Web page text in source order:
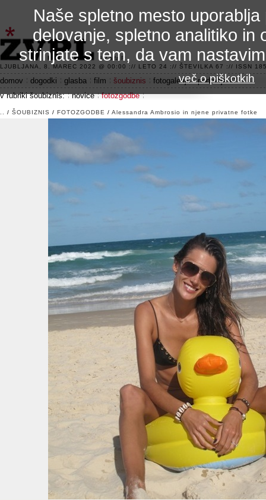
3.2 alfa R
LJUBLJANA, 8. MAREC 2022 @ 00:00 :// LETO 24 :// ŠTEVILKA 67 :// ISSN
domov dogodki glasba film šoubiznis fotogalerije
področje 42
v rubriki šoubiznis:
novice fotozgodbe
/ ŠOUBIZNIS / FOTOZGODBE / Alessandra Ambrosio in njene privatne fotke
Naše spletno mesto
delovanje, spletno analitiko in
strinjate s tem, da vam
več o piškotkih